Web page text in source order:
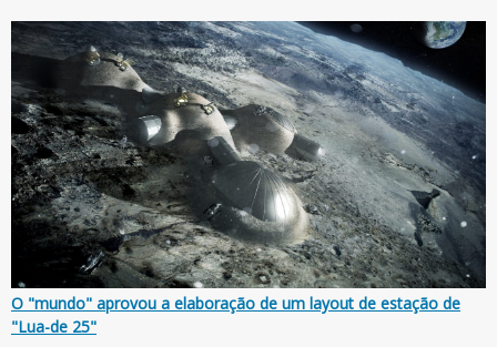
O "mundo" aprovou a elaboração de um layout de estação de
"Lua-de 25"